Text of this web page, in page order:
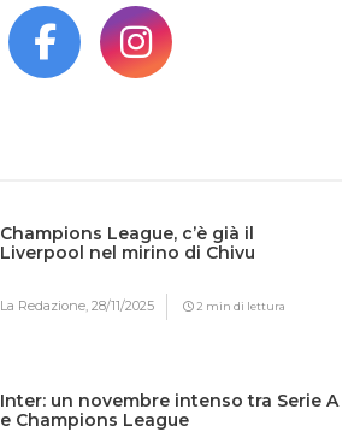
Champions League, c’è già il
Liverpool nel mirino di Chivu
La Redazione,28/11/2025 2 min di lettura
Inter: un novembre intenso tra Serie A
e Champions League